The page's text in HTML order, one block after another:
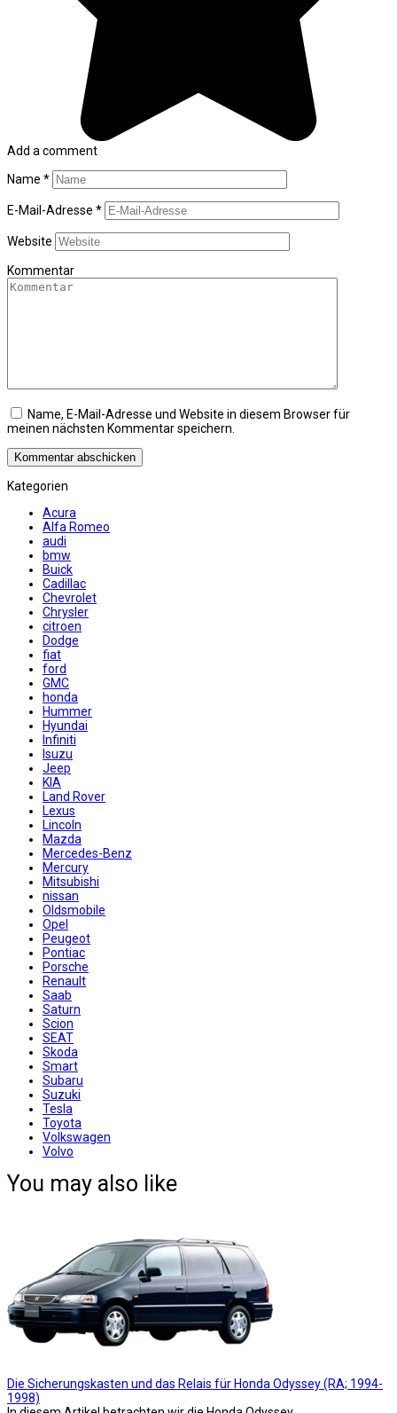
Add a comment
Name *
E-Mail-Adresse *
Website
Kommentar
Name, E-Mail-Adresse und Website in diesem Browser für
meinen nächsten Kommentar speichern.
Kategorien
Acura
Alfa Romeo
audi
bmw
Buick
Cadillac
Chevrolet
Chrysler
citroen
Dodge
fiat
ford
GMC
honda
Hummer
Hyundai
Infiniti
Isuzu
Jeep
KIA
Land Rover
Lexus
Lincoln
Mazda
Mercedes-Benz
Mercury
Mitsubishi
nissan
Oldsmobile
Opel
Peugeot
Pontiac
Porsche
Renault
Saab
Saturn
Scion
SEAT
Skoda
Smart
Subaru
Suzuki
Tesla
Toyota
Volkswagen
Volvo
You may also like
Die Sicherungskasten und das Relais für Honda Odyssey (RA; 1994-
1998)